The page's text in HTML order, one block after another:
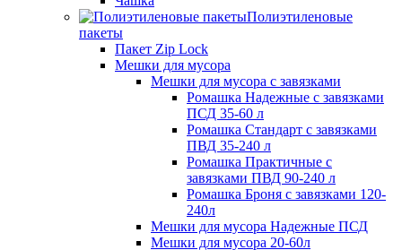
Полиэтиленовые
пакеты
Пакет Zip Lock
Мешки для мусора
Мешки для мусора с завязками
Ромашка Надежные с завязками
ПСД 35-60 л
Ромашка Стандарт с завязками
ПВД 35-240 л
Ромашка Практичные с
завязками ПВД 90-240 л
Ромашка Броня с завязками 120-
240л
Мешки для мусора Надежные ПСД
Мешки для мусора 20-60л